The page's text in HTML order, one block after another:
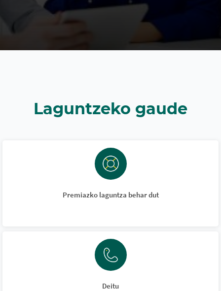
Laguntzeko gaude
Premiazko laguntza behar dut
Deitu